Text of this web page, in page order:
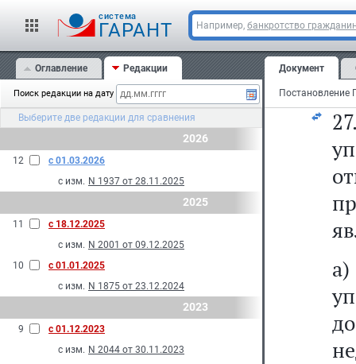
cистема
ГАРАНТ Например, банкротство
Оглавление Редакции
Поиск редакции на дату
Выберите две редакции для сравнения
2026
12
с 01.03.2026
с изм. N 1937 от 28.11.2025
2025
11
с 18.12.2025
с изм. N 2001 от 09.12.2025
10
с 01.01.2025
с изм. N 1875 от 23.12.2024
2023
9
с 01.12.2023
с изм. N 2044 от 30.11.2023
Документ